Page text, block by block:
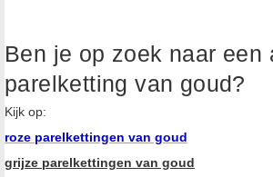
Ben je op zoek naar een
parelketting van goud?
Kijk op:
roze parelkettingen van goud
grijze parelkettingen van goud